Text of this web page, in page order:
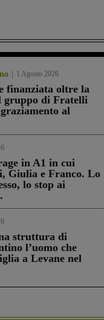
1 Agosto 2026
finanziata oltre la
gruppo di Fratelli
al
in A1 in cui
Giulia e Franco. Lo
lo stop ai
struttura di
l’uomo che
a Levane nel